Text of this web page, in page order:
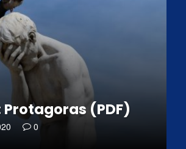
Protagoras (PDF)
0